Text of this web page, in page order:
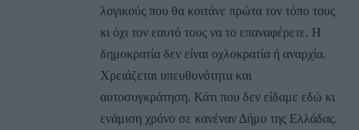
λογικούς που θα κοιτάνε πρώτα τον τόπο τους
κι όχι τον εαυτό τους να το επαναφέρετε. Η
δημοκρατία δεν είναι οχλοκρατία ή αναρχία.
Χρειάζεται υπευθυνότητα και
αυτοσυγκράτηση. Κάτι που δεν είδαμε εδώ κι
ενάμιση χρόνο σε κανέναν Δήμο της Ελλάδας.